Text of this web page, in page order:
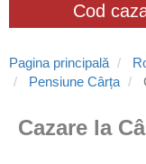
Cod
Pagina principală
Pensiune Cârța
Cazare la